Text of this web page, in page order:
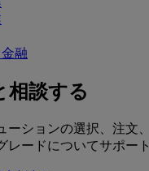
融
相談する
ーションの選択、注文
レードについてサポー